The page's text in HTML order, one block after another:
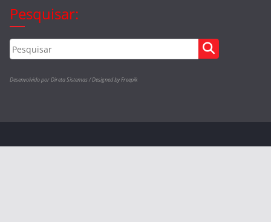
Pesquisar:
Desenvolvido por Direta Sistemas /Designed by Freepik